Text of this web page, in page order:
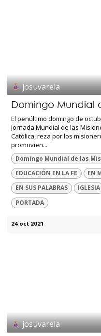
josuvarela
Domingo Mundial
El penúltimo domingo de
Jornada Mundial de las
Católica, reza por los
promovien...
Domingo Mundial de las
EDUCACIÓN EN LA FE
EN
EN SUS PALABRAS
IGLESIA
PORTADA
24 oct 2021
josuvarela